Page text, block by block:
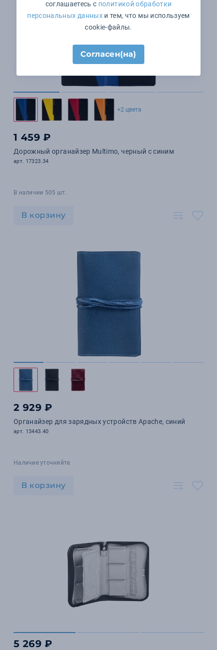
+2 цвета
1 459 ₽
Дорожный органайзер Multimo, черный с синим
арт. 17323.34
В наличии 505 шт.
В корзину
2 929 ₽
Органайзер для зарядных устройств Apache, синий
арт. 13443.40
Наличие уточняйте
В корзину
5 269 ₽
соглашаетесь с политикой обработки
персональных данныхи тем, что мы используем
cookie-файлы.
Согласен(на)